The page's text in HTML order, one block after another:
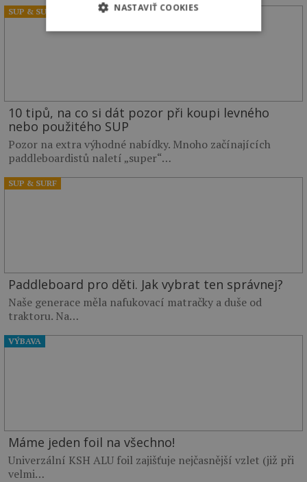
10 tipů, na co si dát pozor při koupi levného
nebo použitého SUP
Pozor na extra výhodné nabídky. Mnoho začínajících
paddleboardistů naletí „super“…
SUP & SURF
Paddleboard pro děti. Jak vybrat ten správnej?
Naše generace měla nafukovací matračky a duše od
traktoru. Na…
SUP & SURF
Máme jeden foil na všechno!
Univerzální KSH ALU foil zajišťuje nejčasnější vzlet (již při
velmi…
VÝBAVA
NASTAVIŤ COOKIES